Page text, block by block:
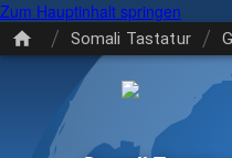
Zum Hauptinhalt springen
/ Somali Tastatur /